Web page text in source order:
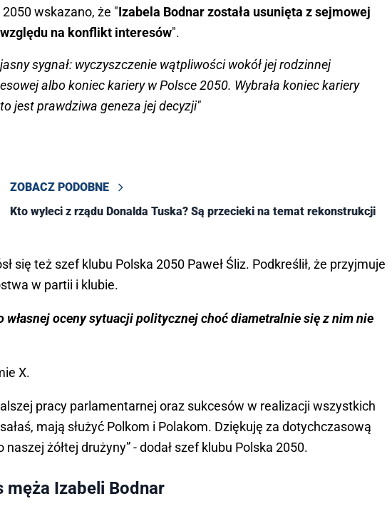
wskazano, że "Izabela Bodnar została usunięta z sejmowej
na konflikt interesów".
sygnał: wyczyszczenie wątpliwości wokół jej rodzinnej
albo koniec kariery w Polsce 2050. Wybrała koniec kariery
jest prawdziwa geneza jej decyzji"
ZOBACZ PODOBNE
Kto wyleci z rządu Donalda Tuska? Są przecieki na temat rekonstrukcji
się też szef klubu Polska 2050 Paweł Śliz. Podkreślił, że przyjmuje
w partii i klubie.
własnej oceny sytuacji politycznej choć diametralnie się z nim nie
X.
pracy parlamentarnej oraz sukcesów w realizacji wszystkich
mają służyć Polkom i Polakom. Dziękuję za dotychczasową
naszej żółtej drużyny” - dodał szef klubu Polska 2050.
męża Izabeli Bodnar